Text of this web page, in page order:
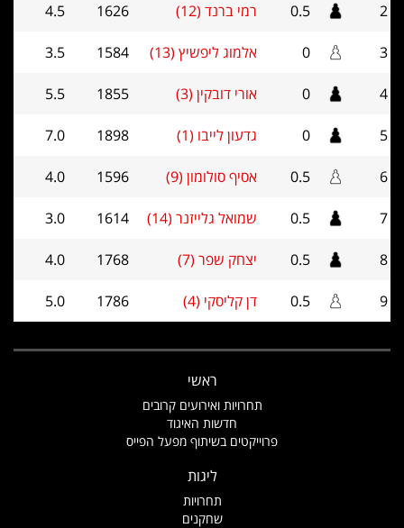
2
0.5 רמי ברנד (12) 1626
4.5
3
0 אלמוג ליפשיץ (13) 1584
3.5
4
0 אורי דובקין (3) 1855
5.5
5
0 גדעון לייבו (1) 1898
7.0
6
0.5 אסיף סולומון (9) 1596
4.0
7
0.5 שמואל גלייזנר (14) 1614
3.0
8
0.5 יצחק שפר (7) 1768
4.0
9
0.5 דן קליסקי (4) 1786
5.0
ראשי
תחרויות ואירועים קרובים
חדשות האיגוד
פרוייקטים בשיתוף מפעל הפייס
ליגות
תחרויות
שחקנים